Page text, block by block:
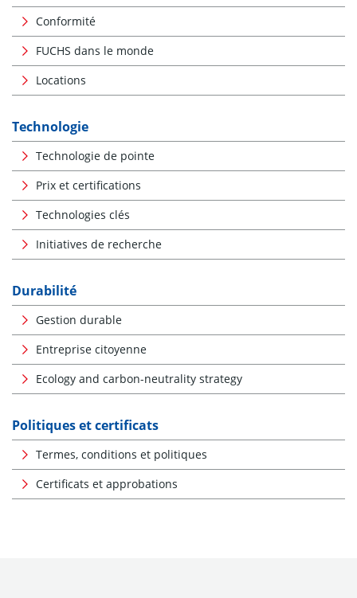
Conformité
FUCHS dans le monde
Locations
Technologie
Technologie de pointe
Prix et certifications
Technologies clés
Initiatives de recherche
Durabilité
Gestion durable
Entreprise citoyenne
Ecology and carbon-neutrality strategy
Politiques et certificats
Termes, conditions et politiques
Certificats et approbations